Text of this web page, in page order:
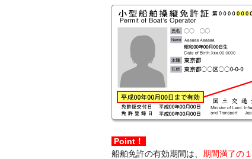
Point！
船舶免許の有効期間は、 期間満了の